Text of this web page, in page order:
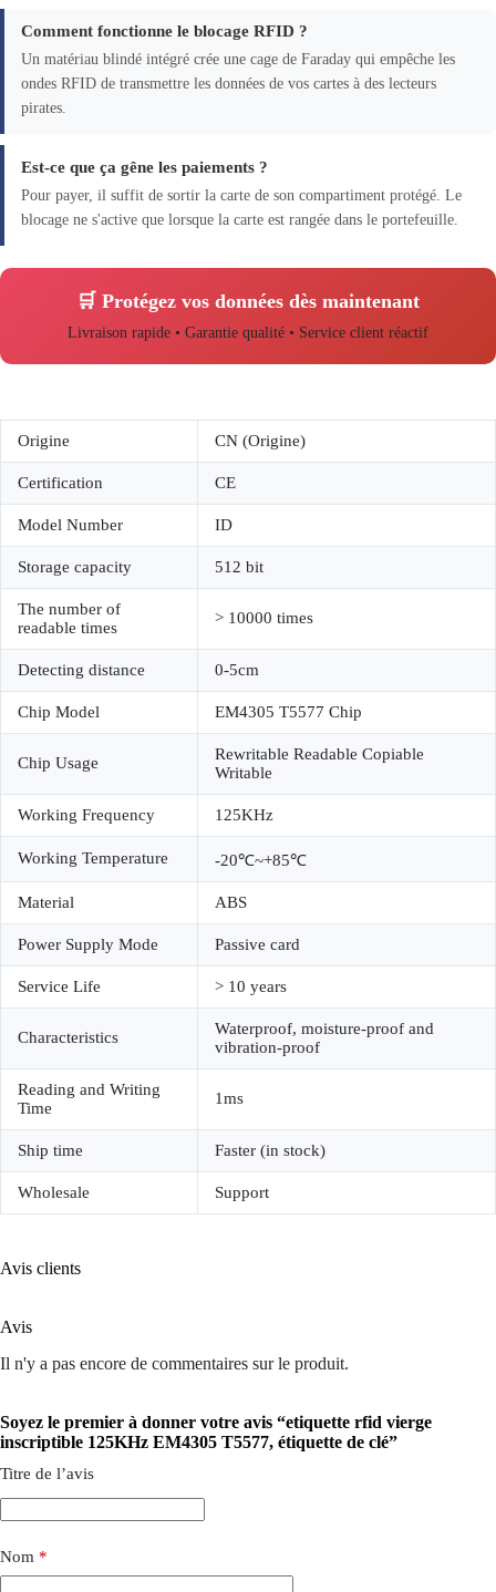
Comment fonctionne le blocage RFID ?
Un matériau blindé intégré crée une cage de Faraday qui empêche les
ondes RFID de transmettre les données de vos cartes à des lecteurs
pirates.
Est-ce que ça gêne les paiements ?
Pour payer, il suffit de sortir la carte de son compartiment protégé. Le
blocage ne s'active que lorsque la carte est rangée dans le portefeuille.
🛒 Protégez vos données dès maintenant
Livraison rapide • Garantie qualité • Service client réactif
Origine CN (Origine)
Certification CE
Model Number ID
Storage capacity 512 bit
The number of
readable times
> 10000 times
Detecting distance 0-5cm
Chip Model EM4305 T5577 Chip
Chip Usage
Rewritable Readable Copiable
Writable
Working Frequency 125KHz
Working Temperature -20℃~+85℃
Material ABS
Power Supply Mode Passive card
Service Life > 10 years
Characteristics
Waterproof, moisture-proof and
vibration-proof
Reading and Writing
Time
1ms
Ship time Faster (in stock)
Wholesale Support
Avis clients
Avis
Il n'y a pas encore de commentaires sur le produit.
Soyez le premier à donner votre avis “etiquette rfid vierge
inscriptible 125KHz EM4305 T5577, étiquette de clé”
Titre de l’avis
Nom *